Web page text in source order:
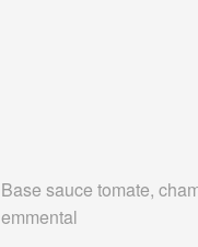
Base sauce tomate,
emmental